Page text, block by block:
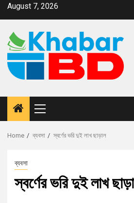
August 7, 2026
Home ব্যবসা স্বর্ণের ভরি দুই লাখ ছাড়াল
ব্যবসা
স্বর্ণের ভরি দুই লাখ